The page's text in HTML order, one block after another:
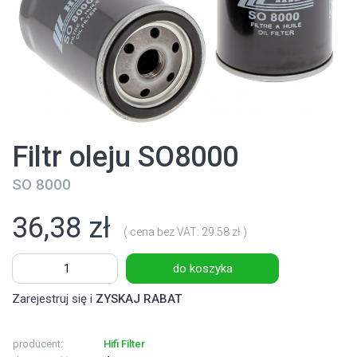
Filtr oleju SO8000
SO 8000
36,38 zł ( cena bez VAT: 29.58 zł )
do koszyka
Zarejestruj się i ZYSKAJ RABAT
producent:
Hifi Filter